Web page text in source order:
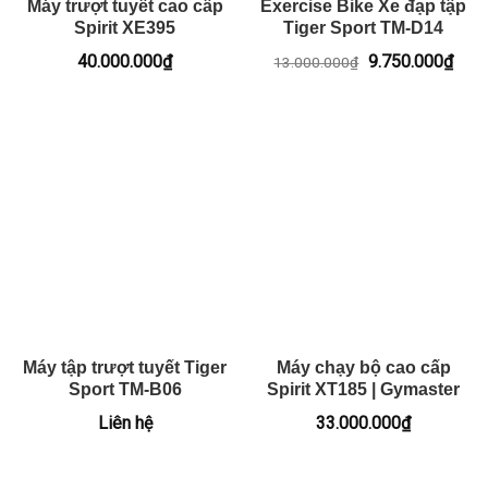
Máy trượt tuyết cao cấp
Spirit XE395
40.000.000₫
Exercise Bike Xe đạp tập
Tiger Sport TM-D14
13.000.000₫ Giá
9.750.000₫Giá
hiện
Máy tập trượt tuyết Tiger
Sport TM-B06
Liên hệ
Máy chạy bộ cao cấp
Spirit XT185 | Gymaster
33.000.000₫